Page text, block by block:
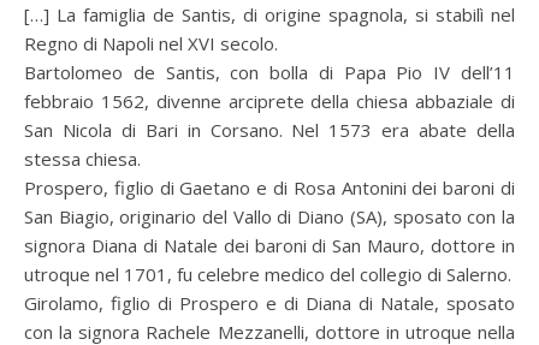
[…] La famiglia de Santis, di origine spagnola, si stabilì nel
Regno di Napoli nel XVI secolo.
Bartolomeo de Santis, con bolla di Papa Pio IV dell’11
febbraio 1562, divenne arciprete della chiesa abbaziale di
San Nicola di Bari in Corsano. Nel 1573 era abate della
stessa chiesa.
Prospero, figlio di Gaetano e di Rosa Antonini dei baroni di
San Biagio, originario del Vallo di Diano (SA), sposato con la
signora Diana di Natale dei baroni di San Mauro, dottore in
utroque nel 1701, fu celebre medico del collegio di Salerno.
Girolamo, figlio di Prospero e di Diana di Natale, sposato
con la signora Rachele Mezzanelli, dottore in utroque nella